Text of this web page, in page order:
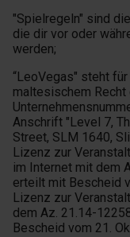
"Spielregeln" sind
die dir vor oder
werden;
“LeoVegas" steht
maltesischem
Anschrift "Level 7,
Street, SLM 1640,
Lizenz zur
im Internet mit dem
erteilt mit Bescheid
Lizenz zur
dem Az. 21.14-
Bescheid vom 21.